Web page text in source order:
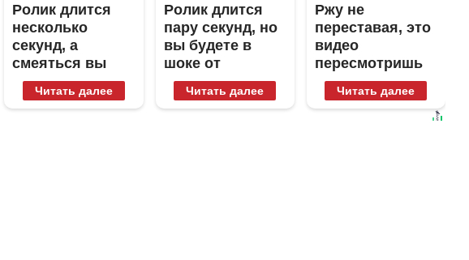
Ролик длится
несколько
секунд, а
смеяться вы
будете долго
Читать далее
Ролик длится
пару секунд, но
вы будете в
шоке от
увиденного
Читать далее
Ржу не
переставая, это
видео
пересмотришь
не раз
Читать далее